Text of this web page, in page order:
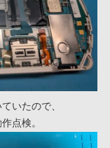
いたので、
点検。